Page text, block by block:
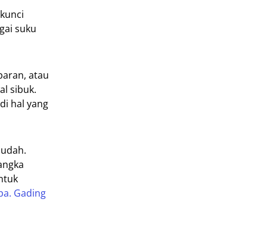
suku
atau
sibuk.
hal yang
Gading